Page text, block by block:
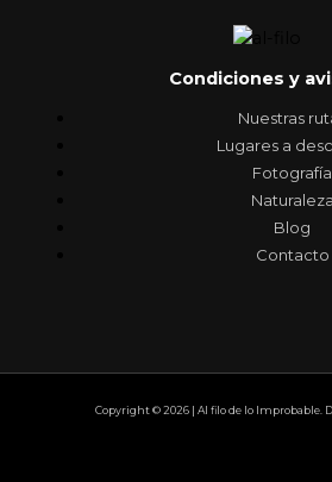
Condiciones y
Nuestras
Lugares a
Fotografía
Naturaleza
Blog
Contacto
Copyright © 2026 | Al filo de lo Improbable.